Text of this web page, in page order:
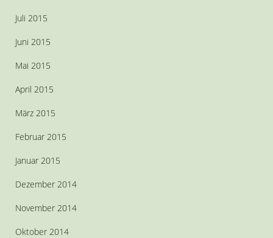
Juli 2015
Juni 2015
Mai 2015
April 2015
März 2015
Februar 2015
Januar 2015
Dezember 2014
November 2014
Oktober 2014